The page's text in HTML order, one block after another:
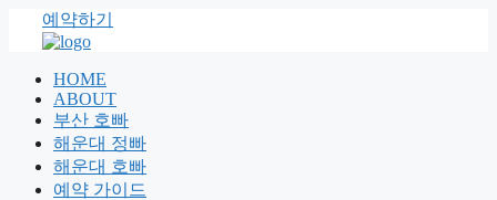
예약하기
HOME
ABOUT
부산 호빠
해운대 정빠
해운대 호빠
예약 가이드